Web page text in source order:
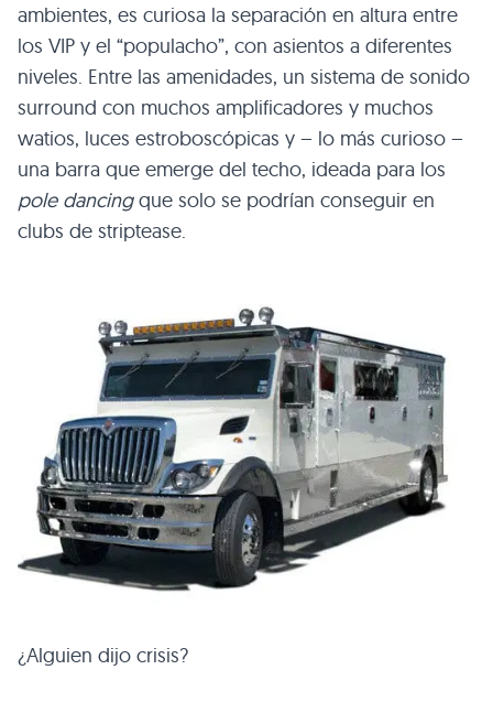
ambientes, es curiosa la separación en altura entre
los VIP y el “populacho”, con asientos a diferentes
niveles. Entre las amenidades, un sistema de sonido
surround con muchos amplificadores y muchos
watios, luces estroboscópicas y – lo más curioso –
una barra que emerge del techo, ideada para los
pole dancingque solo se podrían conseguir en
clubs de striptease.
¿Alguien dijo crisis?